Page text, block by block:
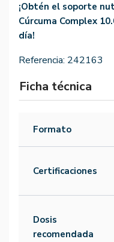
¡Obtén el soporte
Cúrcuma Complex
día!
Referencia: 242163
Ficha técnica
Formato
Certificaciones
Dosis
recomendada